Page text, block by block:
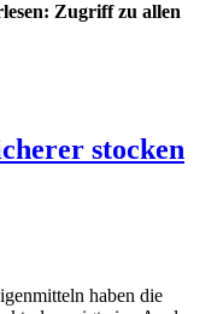
Zugriff zu allen
stocken
haben die